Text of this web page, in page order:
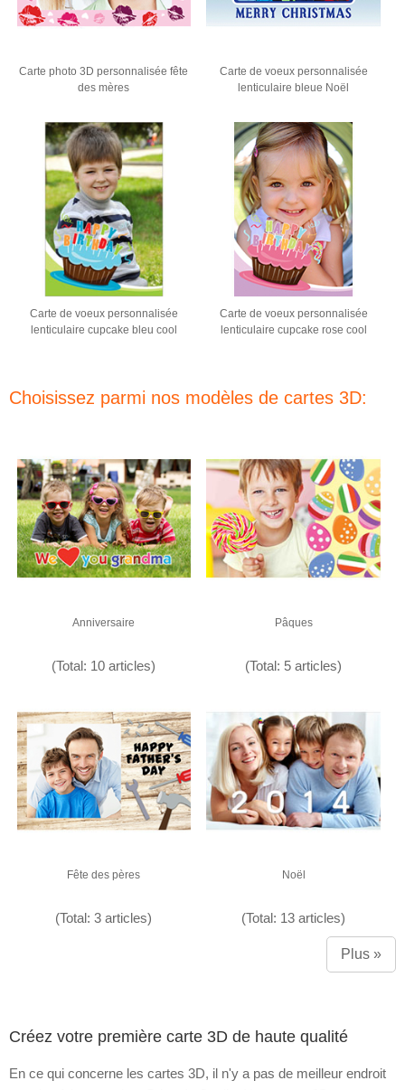
Carte photo 3D personnalisée fête
des mères
Carte de voeux personnalisée
lenticulaire bleue Noël
Carte de voeux personnalisée
lenticulaire cupcake bleu cool
Carte de voeux personnalisée
lenticulaire cupcake rose cool
Choisissez parmi nos modèles de cartes 3D:
Anniversaire
(Total: 10 articles)
Pâques
(Total: 5 articles)
Fête des pères
(Total: 3 articles)
Noël
(Total: 13 articles)
Plus »
Créez votre première carte 3D de haute qualité
En ce qui concerne les cartes 3D, il n'y a pas de meilleur endroit